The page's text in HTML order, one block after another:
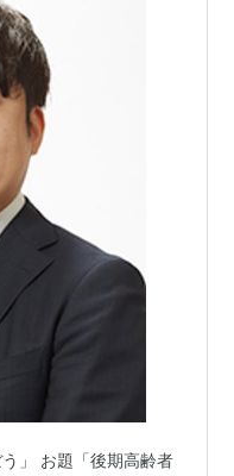
」 お題「後期高齢者